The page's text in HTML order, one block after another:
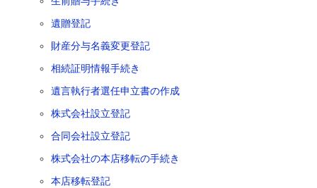
遺贈登記
財産分与名義変更登記
相続証明情報手続き
遺言執行者選任申立書の作成
株式会社設立登記
合同会社設立登記
株式会社の本店移転の手続き
本店移転登記